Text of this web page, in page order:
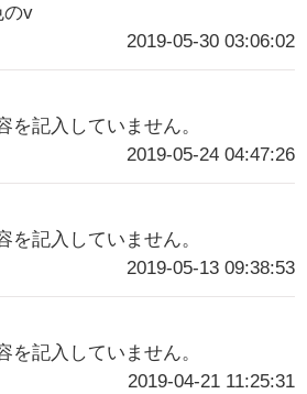
のv
2019-05-30 03:06:02
を記入していません。
2019-05-24 04:47:26
を記入していません。
2019-05-13 09:38:53
を記入していません。
2019-04-21 11:25:31